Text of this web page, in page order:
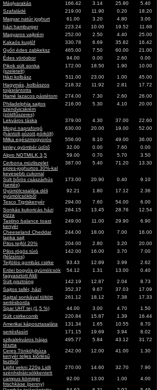
Máglyarakás
166.42 3.14 25.80
5.40
Szafaládé
219.00 11.90 0.20
18.20
Magyar natúr joghurt
61.00 3.20 4.80
3.00
házi hamburger
223.24 10.00 19.52
11.68
Magyaros vajkrém
252.00 2.50 4.40
25.00
Kakaós kuglóf
330.78 6.69 35.82
16.42
Győri édes zabkeksz
465.00 7.50 60.00
21.00
Édes vörösbor
94.00 0.00 2.60
0.00
Pikok sült sonka
(szeletelt)
172.00 18.50 1.90 10.00
Házi kolbász 511.00 23.00 1.00
45.00
Hagymás, kolbászos
tojásrántotta
218.32 11.92 2.81 17.72
Hamé lazacos pástétom 274.00 7.30 2.60
26.00
Philadelphia sajtos
szendvicskrém
(zöldfűszeres)
216.00 5.30 4.10 20.00
Lekváros táska 379.00 4.30 37.00
22.60
Mogyi napraforgó
(hántolt,sózott,pörkölt)
630.00 20.00 19.00 52.00
Milka egészmogyorós 556.00 8.10 49.00
36.00
kinley gyömbér üdítő
32.00 0.00 7.60
0.00
Alpro NOTMILK 3,5
59.00 0.70 5.70
3.50
Cerbona müzliszelet
epres-joghurtos 30%-kal
kevesebb cukorral
387.00 5.40 71.20 13.30
Sült bőrös császárhús
(sertés)
173.00 20.90 0.40 9.10
Gyümölcssaláta déli
gyümölcsökből
92.21 1.80 17.12 2.36
Tesco Tigriskenyér 294.00 7.60 54.00
6.00
Sonkás kukoricás házi
pizza
284.15 13.45 28.76 12.54
Tastino balance toast
kenyér
249.00 11.00 29.90 6.90
Cheeseland Cheddar
lapka sajt
244.00 18.00 7.00 16.00
Pilos tejföl 20% 204.00 2.80 3.20
20.00
Pilos rögös túró
(félzsíros)
142.00 16.00 3.70 7.00
Tejfölös gombás csirke 93.43 12.89 3.99
2.62
Erdei bogyós gyümölcsök
fagyasztott Aldi
54.12 1.31 13.00 0.40
Sült pisztráng 142.19 12.87 2.04
8.73
Sajtos tallér, házi
352.37 9.67 37.03
17.09
Sajttal sonkával töltött
sertésborda
261.12 18.12 7.38 17.33
Spar UHT tej (1,5 %) 44.00 3.00 4.70
1.50
Sült csirkecomb
220.84 15.87 1.39
16.44
Amerikai káposztasaláta
131.34 1.65 10.55
8.70
sertésfasírt
171.15 19.69 3.94
8.02
szilvalekváros hájas
tészta
495.77 5.84 43.12 31.72
Ceres Tönkölybúza
kenyér teljes kiőrlésű
lisztből
242.00 12.00 41.00 1.30
Light vekni 220g Lidli
szénhidrátcsökkentett
270.00 14.60 32.70 7.90
campus körniger
frischkäse (penny)
92.00 13.00 1.00 4.00